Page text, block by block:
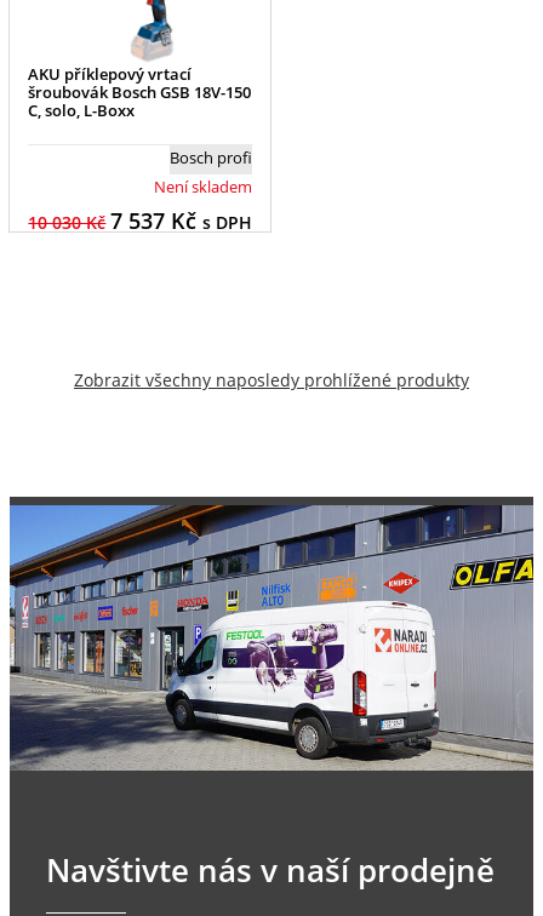
AKU příklepový vrtací
šroubovák Bosch GSB 18V-150
C, solo, L-Boxx
Bosch profi
Není skladem
10 030 Kč7 537Kč s DPH
Zobrazit všechny naposledy prohlížené produkty
Navštivte nás v naší prodejně